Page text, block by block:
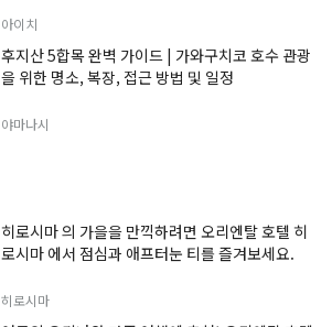
아이치
후지산 5합목 완벽 가이드 | 가와구치코 호수 관광
을 위한 명소, 복장, 접근 방법 및 일정
야마나시
히로시마 의 가을을 만끽하려면 오리엔탈 호텔 히
로시마 에서 점심과 애프터눈 티를 즐겨보세요.
히로시마